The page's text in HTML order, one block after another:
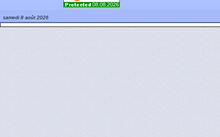
08.08.2026
samedi 8 août 2026